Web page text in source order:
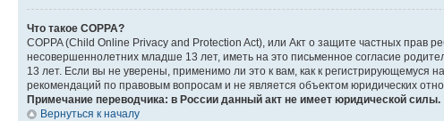
Что такое COPPA?
COPPA (Child Online Privacy and Protection Act), или Акт о защите частных прав
несовершеннолетних младше 13 лет, иметь на это письменное согласие
13 лет. Если вы не уверены, применимо ли это к вам, как к
рекомендаций по правовым вопросам и не является объектом юридических
Примечание переводчика: в России данный акт не имеет юридической силы.
Вернуться к началу